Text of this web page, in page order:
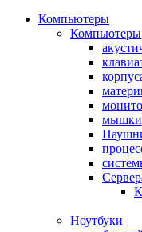
Компьютеры
Компьютеры
мышки
Ноутбуки